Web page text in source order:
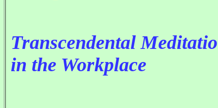
Transcendental
in the Workplace